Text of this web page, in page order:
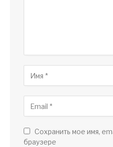
Сохранить мое имя,
браузере